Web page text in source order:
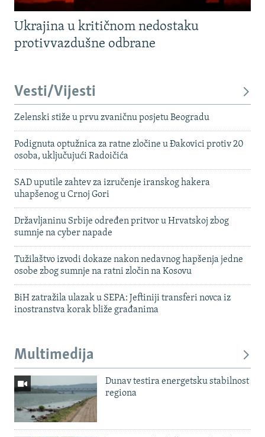
Ukrajina u kritičnom nedostaku
protivvazdušne odbrane
Vesti/Vijesti
Zelenski stiže u prvu zvaničnu posjetu Beogradu
Podignuta optužnica za ratne zločine u Đakovici protiv 20
osoba, uključujući Radoičića
SAD uputile zahtev za izručenje iranskog hakera
uhapšenog u Crnoj Gori
Državljaninu Srbije određen pritvor u Hrvatskoj zbog
sumnje na cyber napade
Tužilaštvo izvodi dokaze nakon nedavnog hapšenja jedne
osobe zbog sumnje na ratni zločin na Kosovu
BiH zatražila ulazak u SEPA: Jeftiniji transferi novca iz
inostranstva korak bliže građanima
Multimedija
Dunav testira energetsku stabilnost
regiona